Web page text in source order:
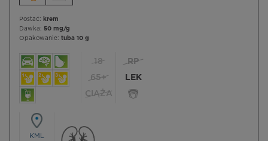
Postać: krem
Dawka: 50 mg/g
Opakowanie: tuba 10 g
18
65+
CIĄŻA
RP
LEK
KML